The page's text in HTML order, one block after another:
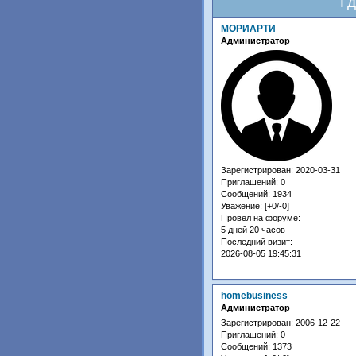
МОРИАРТИ
Администратор
Зарегистрирован: 2020-03-31
Приглашений: 0
Сообщений: 1934
Уважение: [+0/-0]
Провел на форуме:
5 дней 20 часов
Последний визит:
2026-08-05 19:45:31
homebusiness
Администратор
Зарегистрирован: 2006-12-22
Приглашений: 0
Сообщений: 1373